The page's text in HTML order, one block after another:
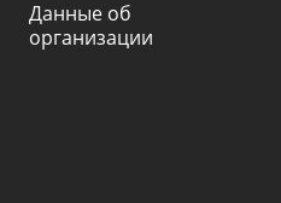
Данные об
организации